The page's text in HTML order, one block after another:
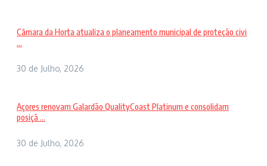
Câmara da Horta atualiza o planeamento municipal de proteção civi
...
30 de Julho, 2026
Açores renovam Galardão QualityCoast Platinum e consolidam
posiçã ...
30 de Julho, 2026